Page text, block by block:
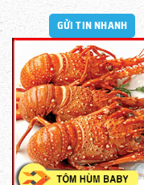
GỬI TIN NHANH